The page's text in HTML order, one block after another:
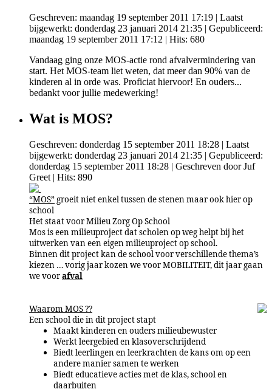
Geschreven: maandag 19 september 2011 17:19 | Laatst
bijgewerkt: donderdag 23 januari 2014 21:35 | Gepubliceerd:
maandag 19 september 2011 17:12 | Hits: 680
Vandaag ging onze MOS-actie rond afvalvermindering van
start. Het MOS-team liet weten, dat meer dan 90% van de
kinderen al in orde was. Proficiat hiervoor! En ouders...
bedankt voor jullie medewerking!
Wat is MOS?
Geschreven: donderdag 15 september 2011 18:28 | Laatst
bijgewerkt: donderdag 23 januari 2014 21:35 | Gepubliceerd:
donderdag 15 september 2011 18:28 | Geschreven door Juf
Greet | Hits: 890
“MOS” groeit niet enkel tussen de stenen maar ook hier op
school
Het staat voor Milieu Zorg Op School
Mos is een milieuproject dat scholen op weg helpt bij het
uitwerken van een eigen milieuproject op school.
Binnen dit project kan de school voor verschillende thema’s
kiezen … vorig jaar kozen we voor MOBILITEIT, dit jaar gaan
we voorafval
Waarom MOS ??
Een school die in dit project stapt
Maakt kinderen en ouders milieubewuster
Werkt leergebied en klasoverschrijdend
Biedt leerlingen en leerkrachten de kans om op een
andere manier samen te werken
Biedt educatieve acties met de klas, school en
daarbuiten